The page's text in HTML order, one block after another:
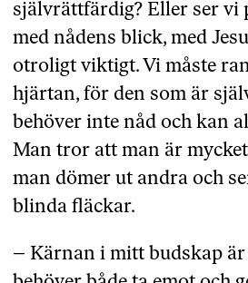
självrättfärdig? Eller ser vi
med nådens blick, med
otroligt viktigt. Vi måste
hjärtan, för den som är
behöver inte nåd och kan
Man tror att man är
man dömer ut andra och
blinda fläckar.
– Kärnan i mitt budskap